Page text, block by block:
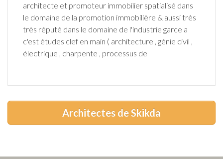
architecte et promoteur immobilier spatialisé dans
le domaine de la promotion immobilière & aussi très
très réputé dans le domaine de l'industrie garce a
c'est études clef en main ( architecture , génie civil ,
électrique , charpente , processus de
Architectes de Skikda